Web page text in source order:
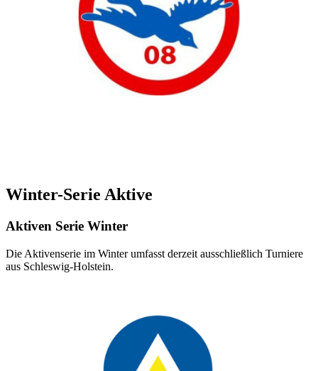
Winter-Serie Aktive
Aktiven Serie Winter
Die Aktivenserie im Winter umfasst derzeit ausschließlich Turniere
aus Schleswig-Holstein.